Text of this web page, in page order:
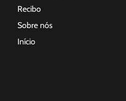
Recibo
Sobre nós
Início